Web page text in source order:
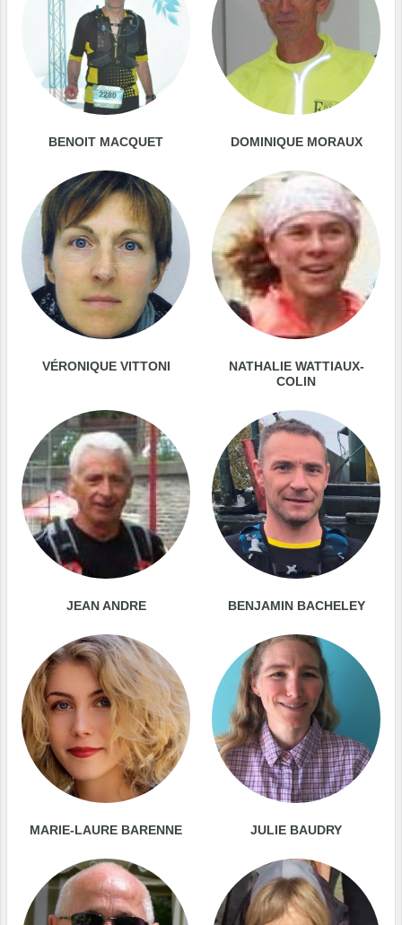
BENOIT MACQUET DOMINIQUE MORAUX
VÉRONIQUE VITTONI
NATHALIE WATTIAUX-
COLIN
JEAN ANDRE BENJAMIN BACHELEY
MARIE-LAURE BARENNE JULIE BAUDRY